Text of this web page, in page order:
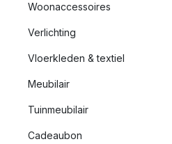
Woonaccessoires
Verlichting
Vloerkleden & textiel
Meubilair
Tuinmeubilair
Cadeaubon